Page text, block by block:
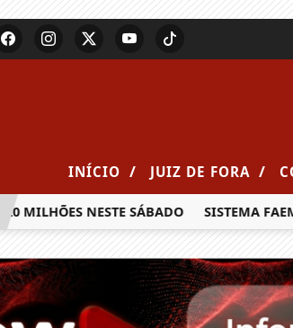
INÍCIO / JUIZ DE FORA /
NESTE SÁBADO SISTEMA